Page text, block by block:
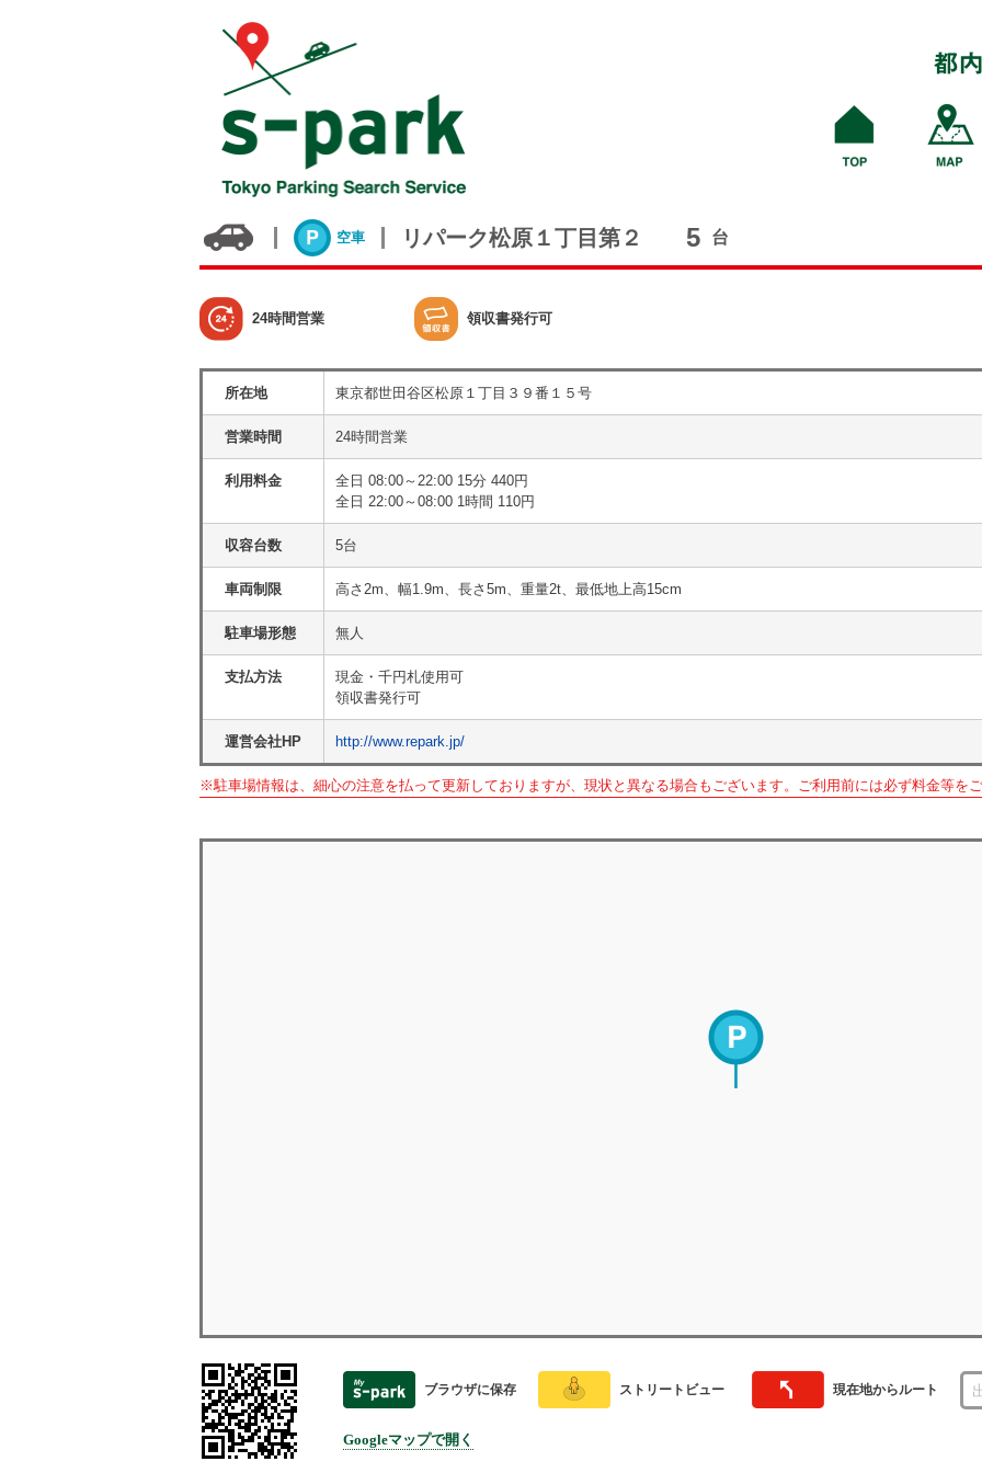
空車 リパーク松原１丁目第２ 5 台
24時間営業 領収書発行可
所在地 東京都世田谷区松原１丁目３９番１５号
営業時間 24時間営業
利用料金
全日 08:00～22:00 15分 440円
全日 22:00～08:00 1時間 110円
収容台数 5台
車両制限 高さ2m、幅1.9m、長さ5m、重量2t、最低地上高15cm
駐車場形態 無人
支払方法
現金・千円札使用可
領収書発行可
運営会社HP http://www.repark.jp/
※駐車場情報は、細心の注意を払って更新しておりますが、現状と異なる場合もございます。ご利用前には必ず料金等をご
ブラウザに保存 ストリートビュー 現在地からルート
Googleマップで開く